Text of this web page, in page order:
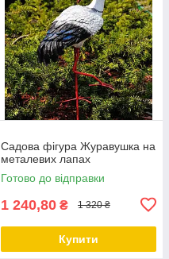
Садова фігура Журавушка на
металевих лапах
Готово до відправки
1 240,80 ₴ 1 320 ₴
Купити